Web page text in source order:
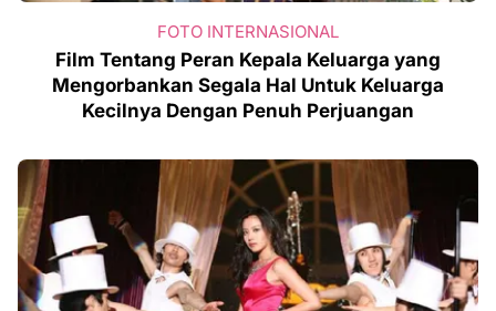
FOTO INTERNASIONAL
Film Tentang Peran Kepala Keluarga yang
Mengorbankan Segala Hal Untuk Keluarga
Kecilnya Dengan Penuh Perjuangan